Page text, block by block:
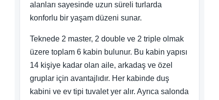
alanları sayesinde uzun süreli turlarda
konforlu bir yaşam düzeni sunar.
Teknede 2 master, 2 double ve 2 triple olmak
üzere toplam 6 kabin bulunur. Bu kabin yapısı
14 kişiye kadar olan aile, arkadaş ve özel
gruplar için avantajlıdır. Her kabinde duş
kabini ve ev tipi tuvalet yer alır. Ayrıca salonda